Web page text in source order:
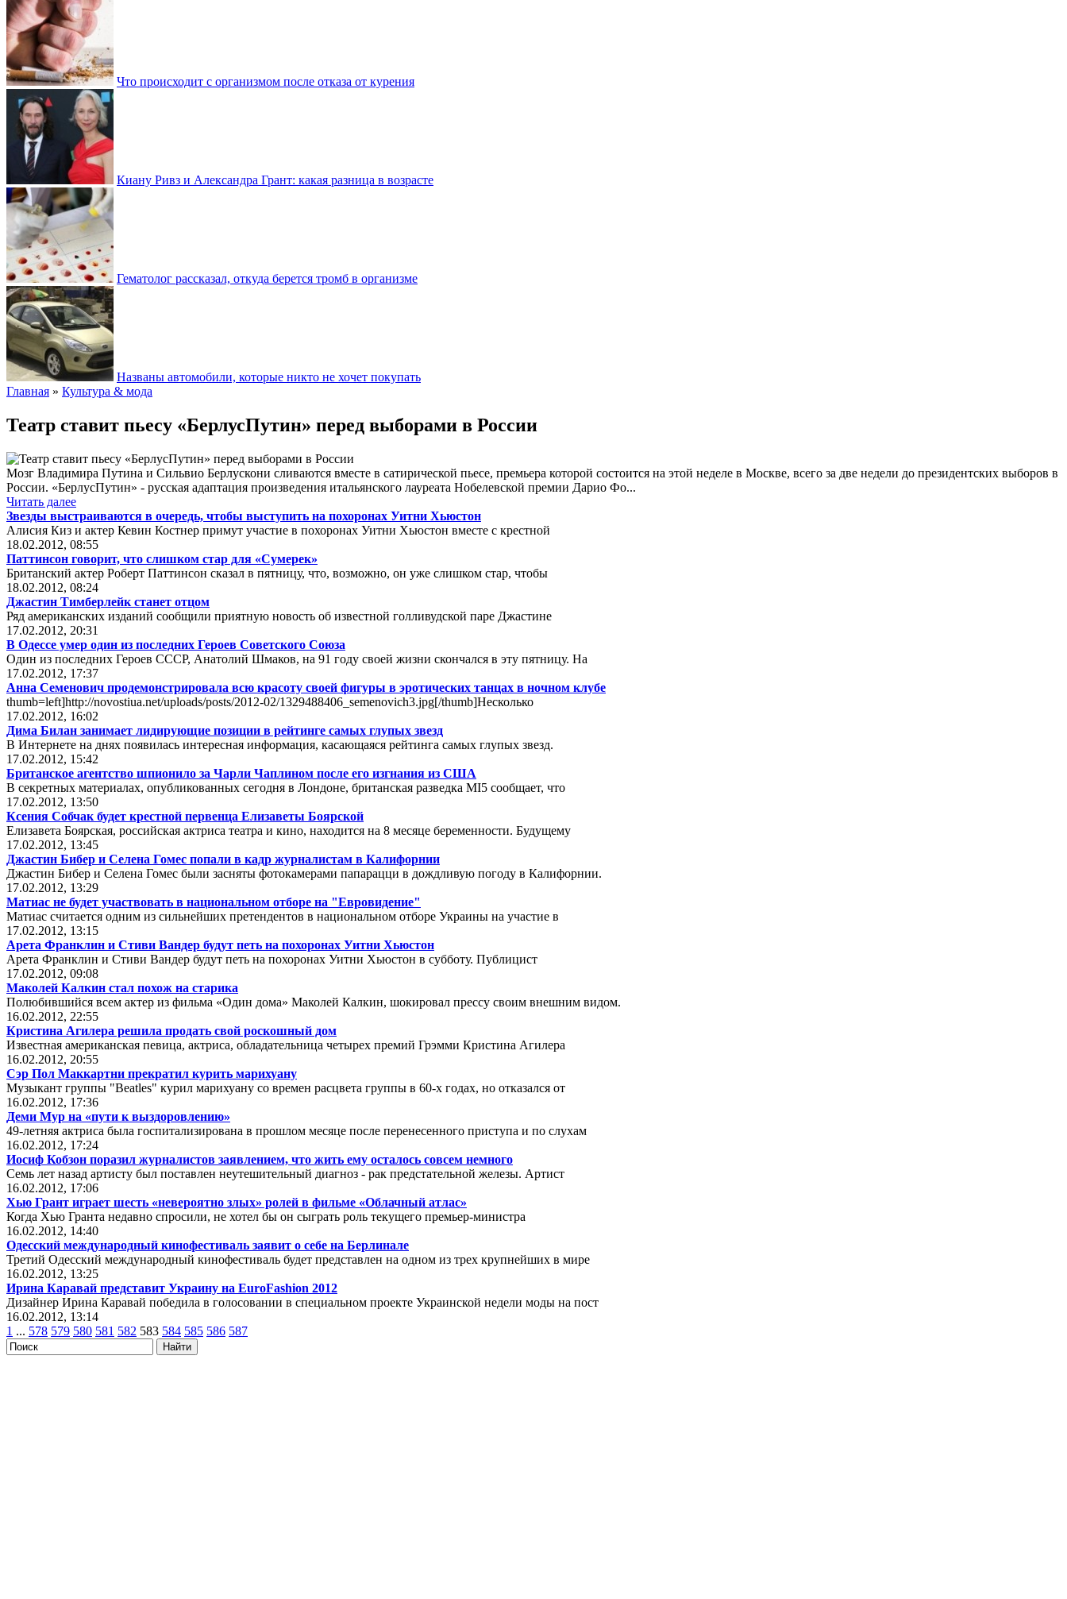
Что происходит с организмом после отказа от курения
Киану Ривз и Александра Грант: какая разница в возрасте
Гематолог рассказал, откуда берется тромб в организме
Названы автомобили, которые никто не хочет покупать
Главная » Культура & мода
Театр ставит пьесу «БерлусПутин» перед выборами в России
Мозг Владимира Путина и Сильвио Берлускони сливаются вместе в сатирической пьесе, премьера которой состоится на этой неделе в Москве, всего за две недели до президентских выборов в
России. «БерлусПутин» - русская адаптация произведения итальянского лауреата Нобелевской премии Дарио Фо...
Читать далее
Звезды выстраиваются в очередь, чтобы выступить на похоронах Уитни Хьюстон
Алисия Киз и актер Кевин Костнер примут участие в похоронах Уитни Хьюстон вместе с крестной
18.02.2012, 08:55
Паттинсон говорит, что слишком стар для «Сумерек»
Британский актер Роберт Паттинсон сказал в пятницу, что, возможно, он уже слишком стар, чтобы
18.02.2012, 08:24
Джастин Тимберлейк станет отцом
Ряд американских изданий сообщили приятную новость об известной голливудской паре Джастине
17.02.2012, 20:31
В Одессе умер один из последних Героев Советского Союза
Один из последних Героев СССР, Анатолий Шмаков, на 91 году своей жизни скончался в эту пятницу. На
17.02.2012, 17:37
Анна Семенович продемонстрировала всю красоту своей фигуры в эротических танцах в ночном клубе
thumb=left]http://novostiua.net/uploads/posts/2012-02/1329488406_semenovich3.jpg[/thumb]Несколько
17.02.2012, 16:02
Дима Билан занимает лидирующие позиции в рейтинге самых глупых звезд
В Интернете на днях появилась интересная информация, касающаяся рейтинга самых глупых звезд.
17.02.2012, 15:42
Британское агентство шпионило за Чарли Чаплином после его изгнания из США
В секретных материалах, опубликованных сегодня в Лондоне, британская разведка MI5 сообщает, что
17.02.2012, 13:50
Ксения Собчак будет крестной первенца Елизаветы Боярской
Елизавета Боярская, российская актриса театра и кино, находится на 8 месяце беременности. Будущему
17.02.2012, 13:45
Джастин Бибер и Селена Гомес попали в кадр журналистам в Калифорнии
Джастин Бибер и Селена Гомес были засняты фотокамерами папарацци в дождливую погоду в Калифорнии.
17.02.2012, 13:29
Матиас не будет участвовать в национальном отборе на "Евровидение"
Матиас считается одним из сильнейших претендентов в национальном отборе Украины на участие в
17.02.2012, 13:15
Арета Франклин и Стиви Вандер будут петь на похоронах Уитни Хьюстон
Арета Франклин и Стиви Вандер будут петь на похоронах Уитни Хьюстон в субботу. Публицист
17.02.2012, 09:08
Маколей Калкин стал похож на старика
Полюбившийся всем актер из фильма «Один дома» Маколей Калкин, шокировал прессу своим внешним видом.
16.02.2012, 22:55
Кристина Агилера решила продать свой роскошный дом
Известная американская певица, актриса, обладательница четырех премий Грэмми Кристина Агилера
16.02.2012, 20:55
Сэр Пол Маккартни прекратил курить марихуану
Музыкант группы "Beatles" курил марихуану со времен расцвета группы в 60-х годах, но отказался от
16.02.2012, 17:36
Деми Мур на «пути к выздоровлению»
49-летняя актриса была госпитализирована в прошлом месяце после перенесенного приступа и по слухам
16.02.2012, 17:24
Иосиф Кобзон поразил журналистов заявлением, что жить ему осталось совсем немного
Семь лет назад артисту был поставлен неутешительный диагноз - рак предстательной железы. Артист
16.02.2012, 17:06
Хью Грант играет шесть «невероятно злых» ролей в фильме «Облачный атлас»
Когда Хью Гранта недавно спросили, не хотел бы он сыграть роль текущего премьер-министра
16.02.2012, 14:40
Одесский международный кинофестиваль заявит о себе на Берлинале
Третий Одесский международный кинофестиваль будет представлен на одном из трех крупнейших в мире
16.02.2012, 13:25
Ирина Каравай представит Украину на EuroFashion 2012
Дизайнер Ирина Каравай победила в голосовании в специальном проекте Украинской недели моды на пост
16.02.2012, 13:14
1 ... 578 579 580 581 582 583 584 585 586 587